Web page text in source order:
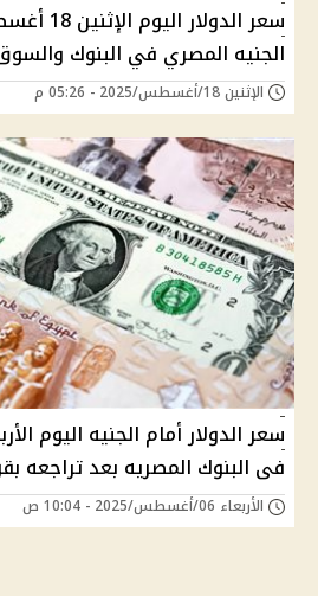
الجنيه المصري في البنوك
الإثنين 18/أغسطس/2025 - 05:26 م
فى البنوك المصريه بعد تراجعه
الأربعاء 06/أغسطس/2025 - 10:04 ص